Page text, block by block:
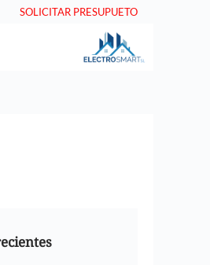
SOLICITAR PRESUPUETO